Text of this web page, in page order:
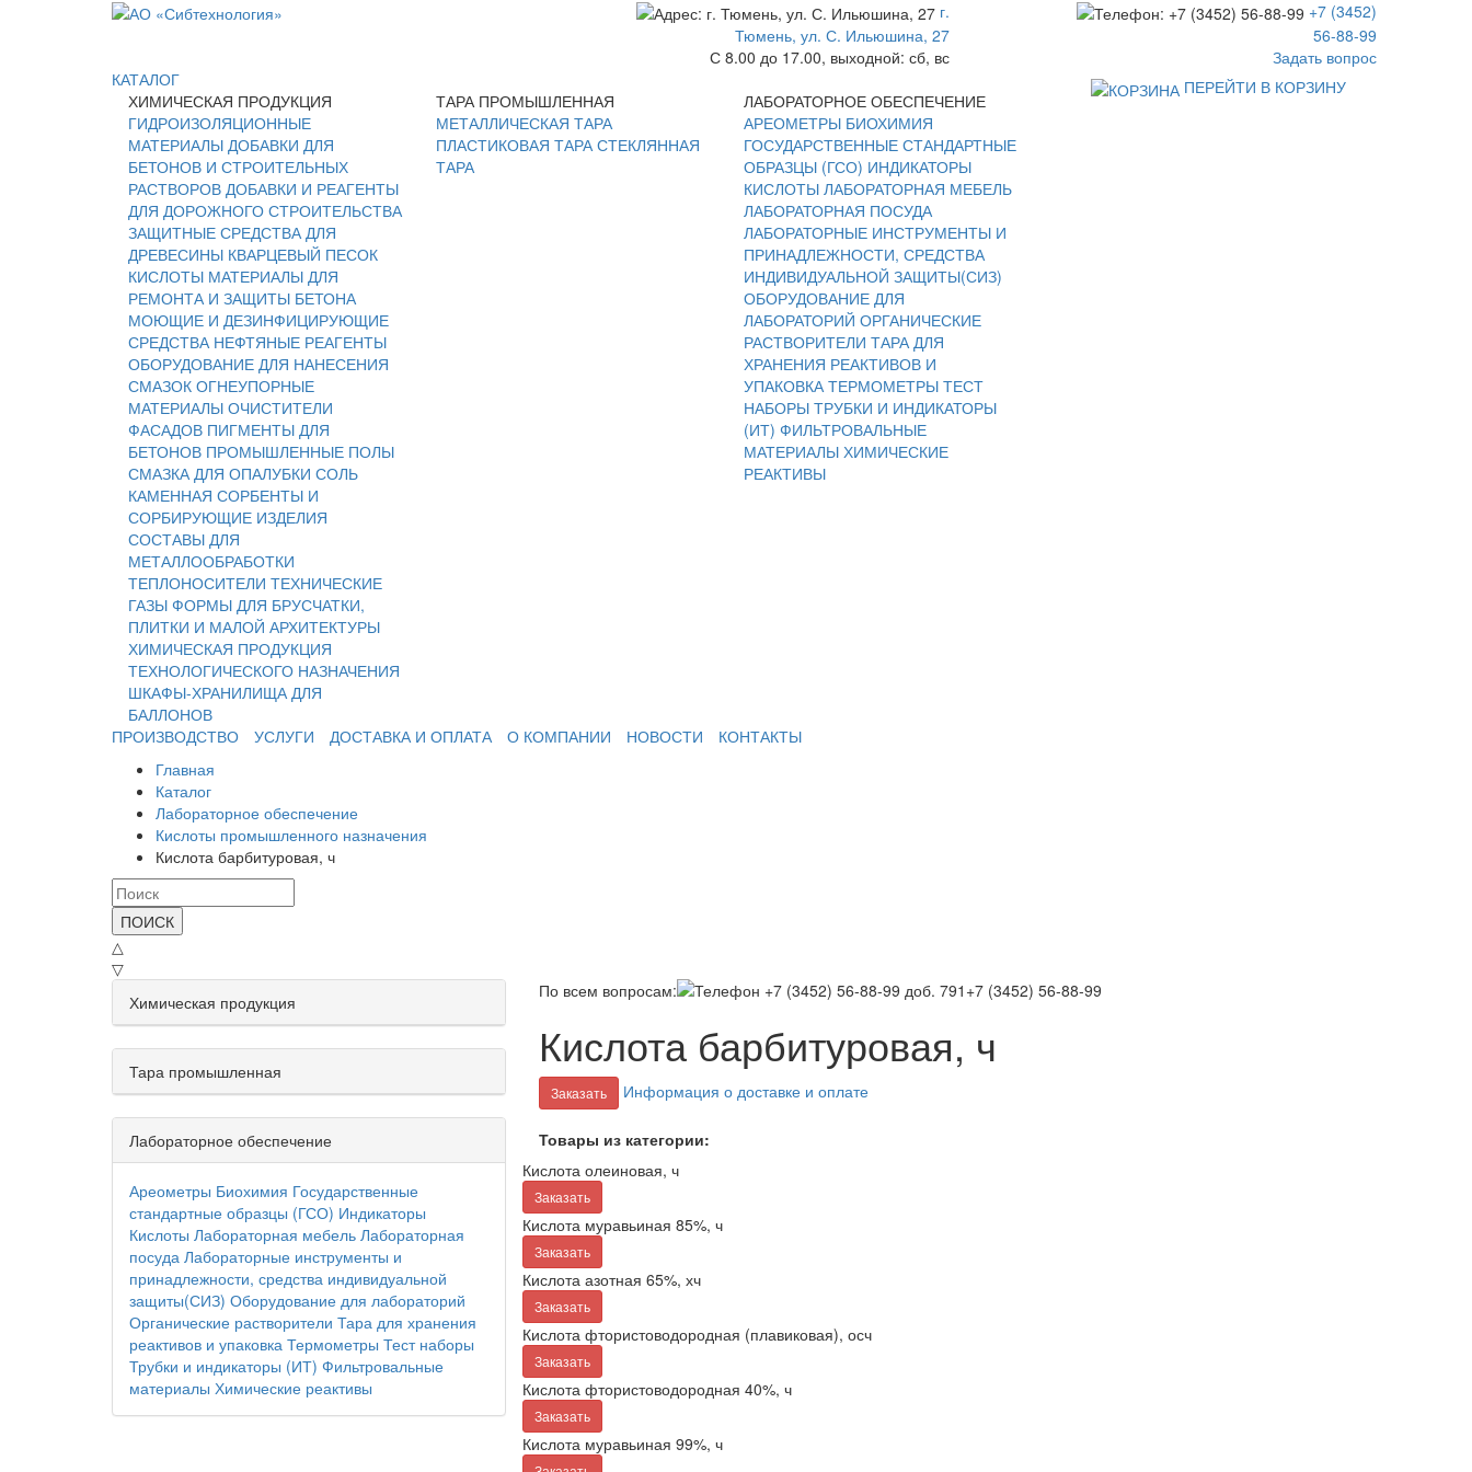
г.
Тюмень, ул. С. Ильюшина, 27
С 8.00 до 17.00, выходной: сб, вс
+7 (3452)
56-88-99
Задать вопрос
КАТАЛОГ
ХИМИЧЕСКАЯ ПРОДУКЦИЯ
ГИДРОИЗОЛЯЦИОННЫЕ
МАТЕРИАЛЫ ДОБАВКИ ДЛЯ
БЕТОНОВ И СТРОИТЕЛЬНЫХ
РАСТВОРОВ ДОБАВКИ И РЕАГЕНТЫ
ДЛЯ ДОРОЖНОГО СТРОИТЕЛЬСТВА
ЗАЩИТНЫЕ СРЕДСТВА ДЛЯ
ДРЕВЕСИНЫ КВАРЦЕВЫЙ ПЕСОК
КИСЛОТЫ МАТЕРИАЛЫ ДЛЯ
РЕМОНТА И ЗАЩИТЫ БЕТОНА
МОЮЩИЕ И ДЕЗИНФИЦИРУЮЩИЕ
СРЕДСТВА НЕФТЯНЫЕ РЕАГЕНТЫ
ОБОРУДОВАНИЕ ДЛЯ НАНЕСЕНИЯ
СМАЗОК ОГНЕУПОРНЫЕ
МАТЕРИАЛЫ ОЧИСТИТЕЛИ
ФАСАДОВ ПИГМЕНТЫ ДЛЯ
БЕТОНОВ ПРОМЫШЛЕННЫЕ ПОЛЫ
СМАЗКА ДЛЯ ОПАЛУБКИ СОЛЬ
КАМЕННАЯ СОРБЕНТЫ И
СОРБИРУЮЩИЕ ИЗДЕЛИЯ
СОСТАВЫ ДЛЯ
МЕТАЛЛООБРАБОТКИ
ТЕПЛОНОСИТЕЛИ ТЕХНИЧЕСКИЕ
ГАЗЫ ФОРМЫ ДЛЯ БРУСЧАТКИ,
ПЛИТКИ И МАЛОЙ АРХИТЕКТУРЫ
ХИМИЧЕСКАЯ ПРОДУКЦИЯ
ТЕХНОЛОГИЧЕСКОГО НАЗНАЧЕНИЯ
ШКАФЫ-ХРАНИЛИЩА ДЛЯ
БАЛЛОНОВ
ТАРА ПРОМЫШЛЕННАЯ
МЕТАЛЛИЧЕСКАЯ ТАРА
ПЛАСТИКОВАЯ ТАРА СТЕКЛЯННАЯ
ТАРА
ЛАБОРАТОРНОЕ ОБЕСПЕЧЕНИЕ
АРЕОМЕТРЫ БИОХИМИЯ
ГОСУДАРСТВЕННЫЕ СТАНДАРТНЫЕ
ОБРАЗЦЫ (ГСО) ИНДИКАТОРЫ
КИСЛОТЫ ЛАБОРАТОРНАЯ МЕБЕЛЬ
ЛАБОРАТОРНАЯ ПОСУДА
ЛАБОРАТОРНЫЕ ИНСТРУМЕНТЫ И
ПРИНАДЛЕЖНОСТИ, СРЕДСТВА
ИНДИВИДУАЛЬНОЙ ЗАЩИТЫ(СИЗ)
ОБОРУДОВАНИЕ ДЛЯ
ЛАБОРАТОРИЙ ОРГАНИЧЕСКИЕ
РАСТВОРИТЕЛИ ТАРА ДЛЯ
ХРАНЕНИЯ РЕАКТИВОВ И
УПАКОВКА ТЕРМОМЕТРЫ ТЕСТ
НАБОРЫ ТРУБКИ И ИНДИКАТОРЫ
(ИТ) ФИЛЬТРОВАЛЬНЫЕ
МАТЕРИАЛЫ ХИМИЧЕСКИЕ
РЕАКТИВЫ
ПРОИЗВОДСТВО УСЛУГИ ДОСТАВКА И ОПЛАТА О КОМПАНИИ НОВОСТИ КОНТАКТЫ
ПЕРЕЙТИ В КОРЗИНУ
Главная
Каталог
Лабораторное обеспечение
Кислоты промышленного назначения
Кислота барбитуровая, ч
ПОИСК
△
▽
Химическая продукция
Тара промышленная
Лабораторное обеспечение
Ареометры Биохимия Государственные
стандартные образцы (ГСО) Индикаторы
Кислоты Лабораторная мебель Лабораторная
посуда Лабораторные инструменты и
принадлежности, средства индивидуальной
защиты(СИЗ) Оборудование для лабораторий
Органические растворители Тара для хранения
реактивов и упаковка Термометры Тест наборы
Трубки и индикаторы (ИТ) Фильтровальные
материалы Химические реактивы
По всем вопросам: +7 (3452) 56-88-99
Кислота барбитуровая, ч
Заказать Информация о доставке и оплате
Товары из категории:
Кислота олеиновая, ч
Заказать
Кислота муравьиная 85%, ч
Заказать
Кислота азотная 65%, хч
Заказать
Кислота фтористоводородная (плавиковая), осч
Заказать
Кислота фтористоводородная 40%, ч
Заказать
Кислота муравьиная 99%, ч